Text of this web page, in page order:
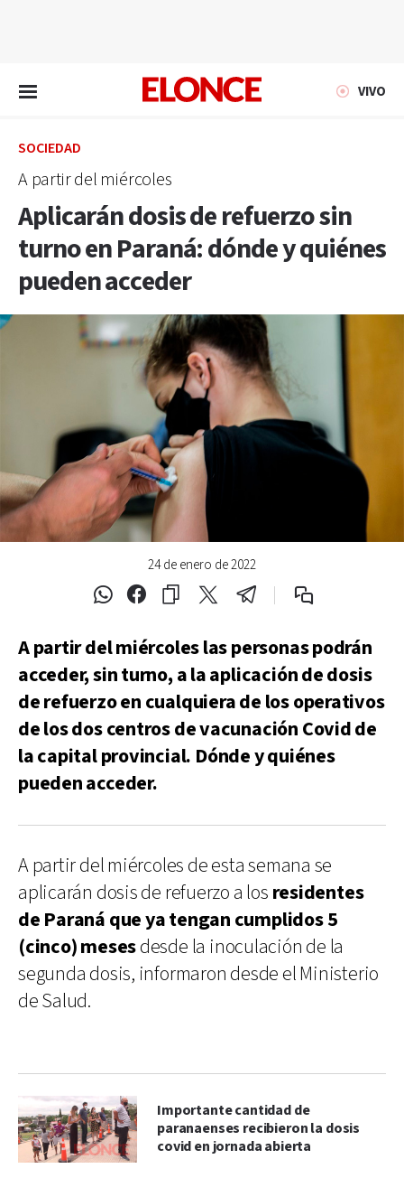
VIVO
SOCIEDAD
A partir del miércoles
Aplicarán dosis de refuerzo sin
turno en Paraná: dónde y quiénes
pueden acceder
24 de enero de 2022
A partir del miércoles las personas podrán
acceder, sin turno, a la aplicación de dosis
de refuerzo en cualquiera de los operativos
de los dos centros de vacunación Covid de
la capital provincial. Dónde y quiénes
pueden acceder.
A partir del miércoles de esta semana se
aplicarán dosis de refuerzo a los residentes
de Paraná que ya tengan cumplidos 5
(cinco) mesesdesde la inoculación de la
segunda dosis, informaron desde el Ministerio
de Salud.
Importante cantidad de
paranaenses recibieron la dosis
covid en jornada abierta